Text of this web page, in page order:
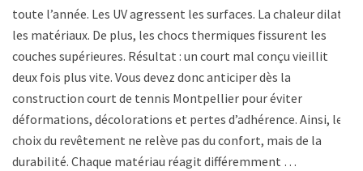
toute l’année. Les UV agressent les surfaces. La chaleur dilate
les matériaux. De plus, les chocs thermiques fissurent les
couches supérieures. Résultat : un court mal conçu vieillit
deux fois plus vite. Vous devez donc anticiper dès la
construction court de tennis Montpellier pour éviter
déformations, décolorations et pertes d’adhérence. Ainsi, le
choix du revêtement ne relève pas du confort, mais de la
durabilité. Chaque matériau réagit différemment …